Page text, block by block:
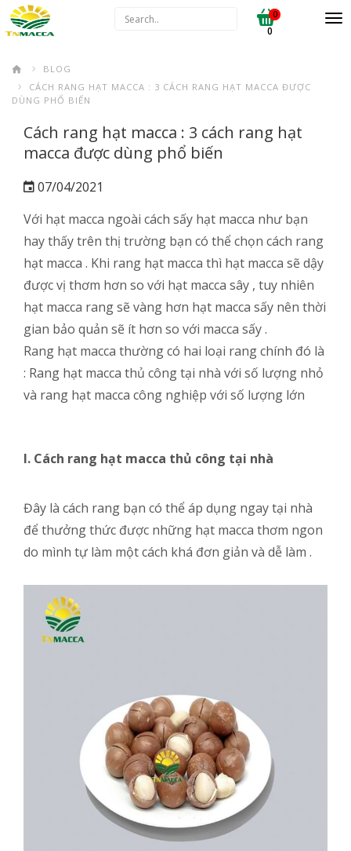
0
0
BLOG
CÁCH RANG HẠT MACCA : 3 CÁCH RANG HẠT MACCA ĐƯỢC
DÙNG PHỔ BIẾN
Cách rang hạt macca : 3 cách rang hạt
macca được dùng phổ biến
07/04/2021
Với hạt macca ngoài cách sấy hạt macca như bạn
hay thấy trên thị trường bạn có thể chọn cách rang
hạt macca . Khi rang hạt macca thì hạt macca sẽ dậy
được vị thơm hơn so với hạt macca sây , tuy nhiên
hạt macca rang sẽ vàng hơn hạt macca sấy nên thời
gian bảo quản sẽ ít hơn so với macca sấy .
Rang hạt macca thường có hai loại rang chính đó là
: Rang hạt macca thủ công tại nhà với số lượng nhỏ
và rang hạt macca công nghiệp với số lượng lớn
I. Cách rang hạt macca thủ công tại nhà
Đây là cách rang bạn có thể áp dụng ngay tại nhà
để thưởng thức được những hạt macca thơm ngon
do mình tự làm một cách khá đơn giản và dễ làm .